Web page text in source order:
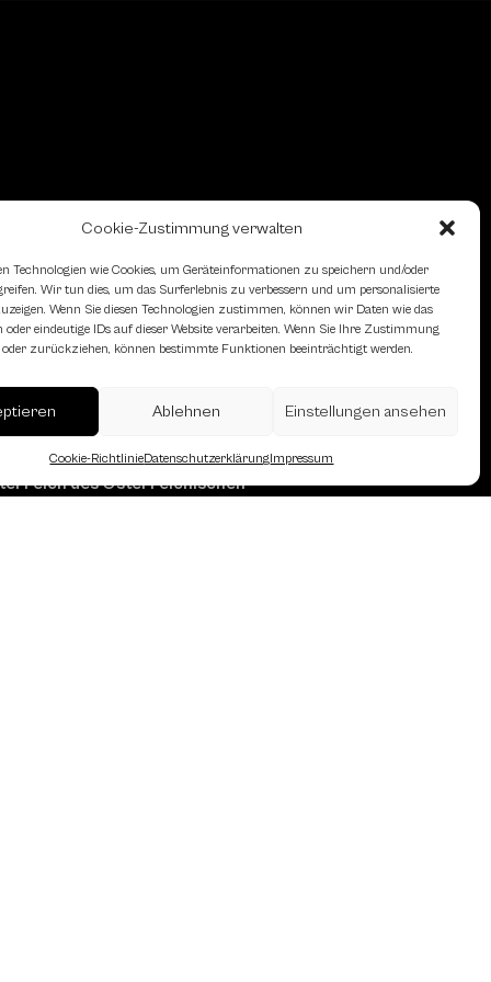
Cookie-Zustimmung verwalten
Technologien wie Cookies, um Geräteinformationen zu speichern und/oder
Wir tun dies, um das Surferlebnis zu verbessern und um personalisierte
Wenn Sie diesen Technologien zustimmen, können wir Daten wie das
oder eindeutige IDs auf dieser Website verarbeiten. Wenn Sie Ihre Zustimmung
zurückziehen, können bestimmte Funktionen beeinträchtigt werden.
Ablehnen Einstellungen ansehen
Cookie-RichtlinieDatenschutzerklärungImpressum
des Österreichischen